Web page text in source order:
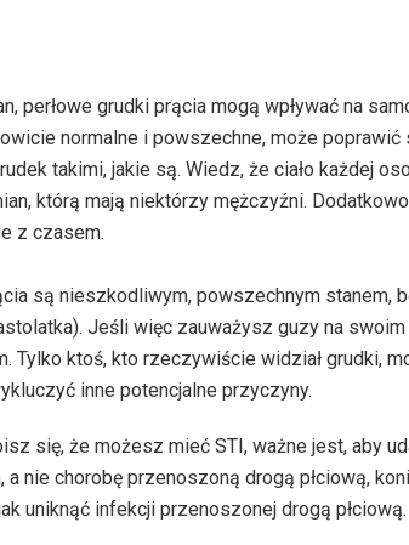
perłowe grudki prącia mogą wpływać na
normalne i powszechne, może
takimi, jakie są. Wiedz, że ciało każdej
którą mają niektórzy mężczyźni.
z czasem.
są nieszkodliwym, powszechnym stanem,
Jeśli więc zauważysz guzy na
Tylko ktoś, kto rzeczywiście widział grudki,
inne potencjalne przyczyny.
się, że możesz mieć STI, ważne jest, aby
nie chorobę przenoszoną drogą płciową,
uniknąć infekcji przenoszonej drogą płciową.